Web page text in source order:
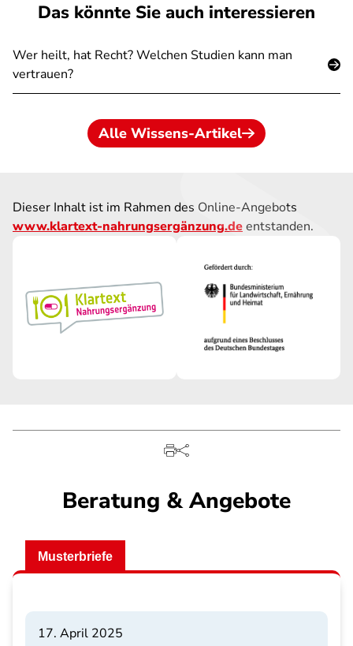
Das könnte Sie auch interessieren
Wer heilt, hat Recht? Welchen Studien kann man
vertrauen?
Alle Wissens-Artikel
Dieser Inhalt ist im Rahmen des Online-Angebots
www.klartext-nahrungsergänzung.deentstanden.
Beratung & Angebote
Musterbriefe
17. April 2025